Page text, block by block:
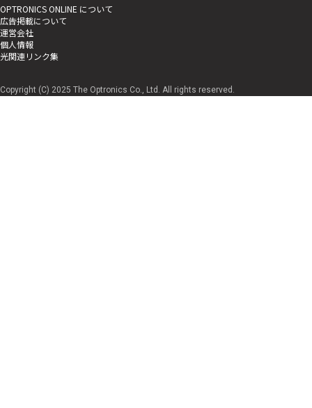
OPTRONICS ONLINE について
広告掲載について
運営会社
個人情報
光関連リンク集
Copyright (C) 2025 The Optronics Co., Ltd. All rights reserved.